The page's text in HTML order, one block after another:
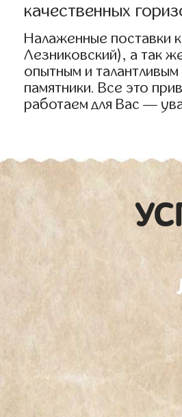
качественных
Налаженные поставки
Лезниковский), а так
опытным и
памятники. Все это
работаем для Вас —